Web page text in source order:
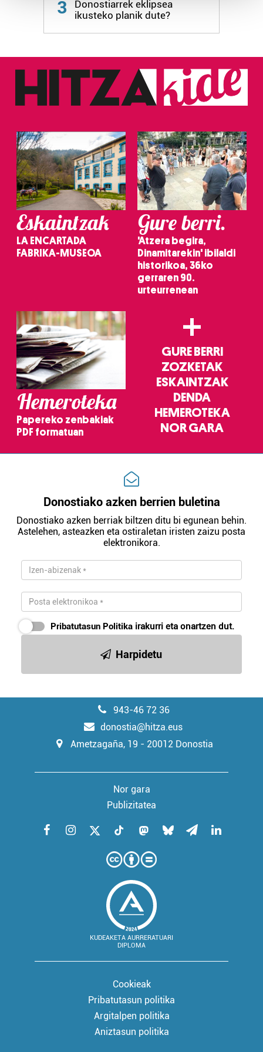
Guk eta gure bazkideek zure datu pertsonalak
prozesatzen ditugu, zure IP zenbakia, besteak beste,
neurtzeko, jendeari buruzko informazioa biltzeko eta
produktuak garatzeko. Zure datuak nork eta zertarako
erabiltzen dituen hauta dezakezu.
Bazkide batzuek ez dizute baimenik eskatzen, eta beren
interes komertzial legitimoetan babesten dira. Ikusi gure
bazkideen zerrenda, beren ustez zein helburutarako
duten interes legitimoa eta horren aurka nola egin
dezakezun ikusteko.
Lortu zure datu pertsonalak prozesatzeko moduari
buruzko informazio gehiago eta ezarri zure lehentasunak
datuen atalean. Edozein unetan alda edo ken dezakezu
zure baimena Cookieen adierazpenean.
Webgune honek cookie propioak eta hirugarrenen cookie-
zerbitzuak hobetzeko asmoz, cookie teknologiaz
baliatzen gara. Ohar hau onartuz gero, teknologia hori
erabiltzeko baimen esplizitua ematen diguzu.
irakurri
3
Donostiarrek eklipsea
ikusteko planik dute?
Eskaintzak
LA ENCARTADA
FABRIKA-MUSEOA
Gure berri.
'Atzera begira,
Dinamitarekin' ibilaldi
historikoa, 36ko
gerraren 90.
urteurrenean
Hemeroteka
Papereko zenbakiak
PDF formatuan
+
GURE BERRI
ZOZKETAK
ESKAINTZAK
DENDA
HEMEROTEKA
NOR GARA
Donostiako azken berrien buletina
Donostiako azken berriak biltzen ditu bi egunean behin.
Astelehen, asteazken eta ostiraletan iristen zaizu posta
elektronikora.
Pribatutasun Politika irakurri eta onartzen dut.
Harpidetu
943-46 72 36
donostia@hitza.eus
Ametzagaña, 19 - 20012 Donostia
Nor gara
Publizitatea
KUDEAKETA AURRERATUARI
DIPLOMA
Cookieak
Pribatutasun politika
Argitalpen politika
Aniztasun politika